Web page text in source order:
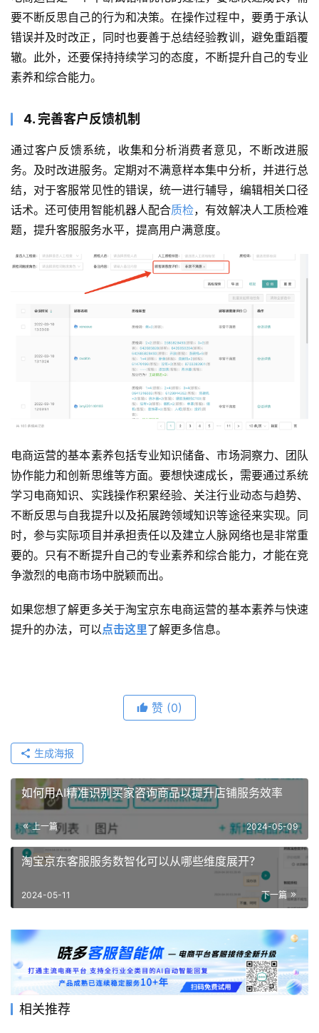
要不断反思自己的行为和决策。在操作过程中，要勇于承认
错误并及时改正，同时也要善于总结经验教训，避免重蹈覆
辙。此外，还要保持持续学习的态度，不断提升自己的专业
素养和综合能力。
4. 完善客户反馈机制
通过客户反馈系统，收集和分析消费者意见，不断改进服
务。及时改进服务。定期对不满意样本集中分析，并进行总
结，对于客服常见性的错误，统一进行辅导，编辑相关口径
话术。还可使用智能机器人配合质检，有效解决人工质检难
题，提升客服服务水平，提高用户满意度。
电商运营的基本素养包括专业知识储备、市场洞察力、团队
协作能力和创新思维等方面。要想快速成长，需要通过系统
学习电商知识、实践操作积累经验、关注行业动态与趋势、
不断反思与自我提升以及拓展跨领域知识等途径来实现。同
时，参与实际项目并承担责任以及建立人脉网络也是非常重
要的。只有不断提升自己的专业素养和综合能力，才能在竞
争激烈的电商市场中脱颖而出。
如果您想了解更多关于淘宝京东电商运营的基本素养与快速
提升的办法，可以点击这里了解更多信息。
赞 (0)
生成海报
如何用AI精准识别买家咨询商品以提升店铺服务效率
上一篇 2024-05-09
淘宝京东客服服务数智化可以从哪些维度展开？
下一篇
2024-05-11
相关推荐